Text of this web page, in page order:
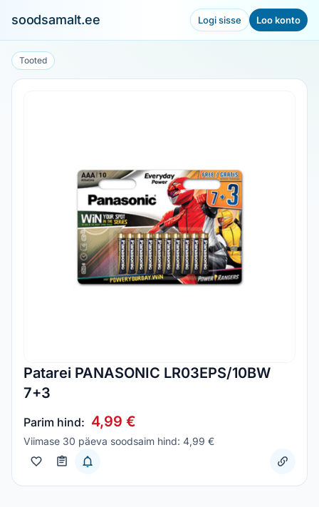
soodsamalt.ee Logi sisse Loo konto
Tooted
Patarei PANASONIC LR03EPS/10BW
7+3
Parim hind: 4,99 €
Viimase 30 päeva soodsaim hind: 4,99 €